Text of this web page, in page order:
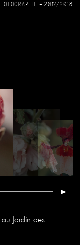
- 2017/2018
au Jardin des